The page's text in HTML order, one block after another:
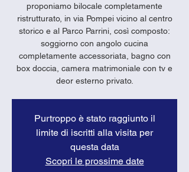
proponiamo bilocale completamente
ristrutturato, in via Pompei vicino al centro
storico e al Parco Parrini, così composto:
soggiorno con angolo cucina
completamente accessoriata, bagno con
box doccia, camera matrimoniale con tv e
deor esterno privato.
Purtroppo è stato raggiunto il
limite di iscritti alla visita per
questa data
Scopri le prossime date